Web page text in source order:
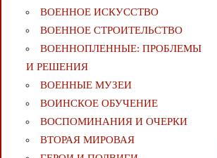
ВОЕННОЕ ИСКУССТВО
ВОЕННОЕ СТРОИТЕЛЬСТВО
ВОЕННОПЛЕННЫЕ: ПРОБЛЕМЫ
И РЕШЕНИЯ
ВОЕННЫЕ МУЗЕИ
ВОИНСКОЕ ОБУЧЕНИЕ
ВОСПОМИНАНИЯ И ОЧЕРКИ
ВТОРАЯ МИРОВАЯ